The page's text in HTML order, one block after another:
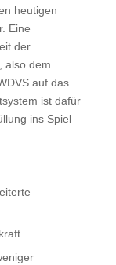
heutigen
Eine
der
also dem
auf das
ist dafür
ins Spiel